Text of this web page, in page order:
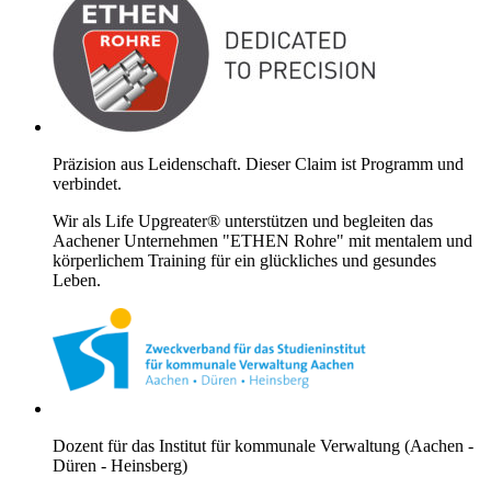
Präzision aus Leidenschaft. Dieser Claim ist Programm und
verbindet.
Wir als Life Upgreater® unterstützen und begleiten das
Aachener Unternehmen "ETHEN Rohre" mit mentalem und
körperlichem Training für ein glückliches und gesundes
Leben.
Dozent für das Institut für kommunale Verwaltung (Aachen -
Düren - Heinsberg)